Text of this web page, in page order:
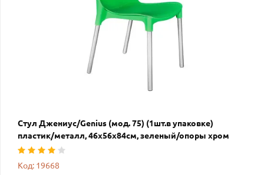
Стул Джениус/Genius (мод. 75) (1шт.в упаковке)
пластик/металл, 46x56x84cм, зеленый/опоры хром
Код: 19668